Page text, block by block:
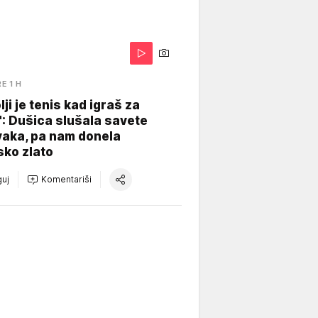
1 H
je tenis kad igraš za
Dušica slušala savete
pa nam donela
zlato
Komentariši